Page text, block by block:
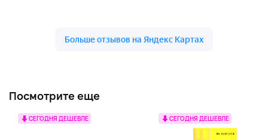
Посмотрите еще
СЕГОДНЯ ДЕШЕВЛЕ СЕГОДНЯ ДЕШЕВЛЕ